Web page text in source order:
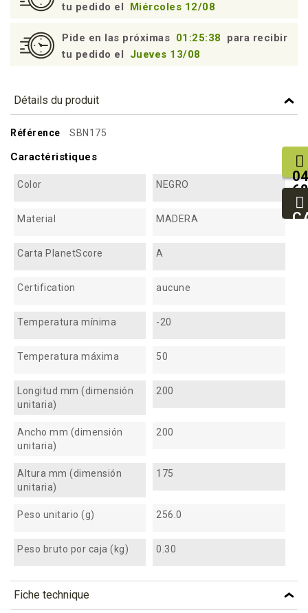
tu pedido el
Miércoles 12/08
Pide en las próximas 01:25:38
para recibir
tu pedido el
Jueves 13/08
Détails du produit
Référence SBN175
Caractéristiques
Color NEGRO
Material MADERA
Carta PlanetScore A
Certification aucune
Temperatura mínima -20
Temperatura máxima 50
Longitud mm (dimensión
unitaria)
200
Ancho mm (dimensión
unitaria)
200
Altura mm (dimensión
unitaria)
175
Peso unitario (g) 256.0
Peso bruto por caja (kg) 0.30
Fiche technique
04
68
25
93